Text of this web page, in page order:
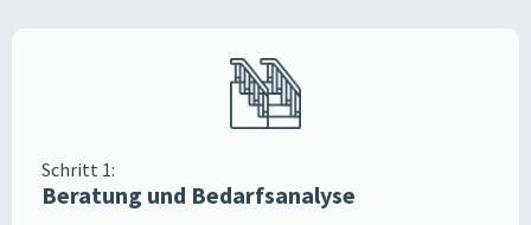
Schritt 1:
Beratung und Bedarfsanalyse